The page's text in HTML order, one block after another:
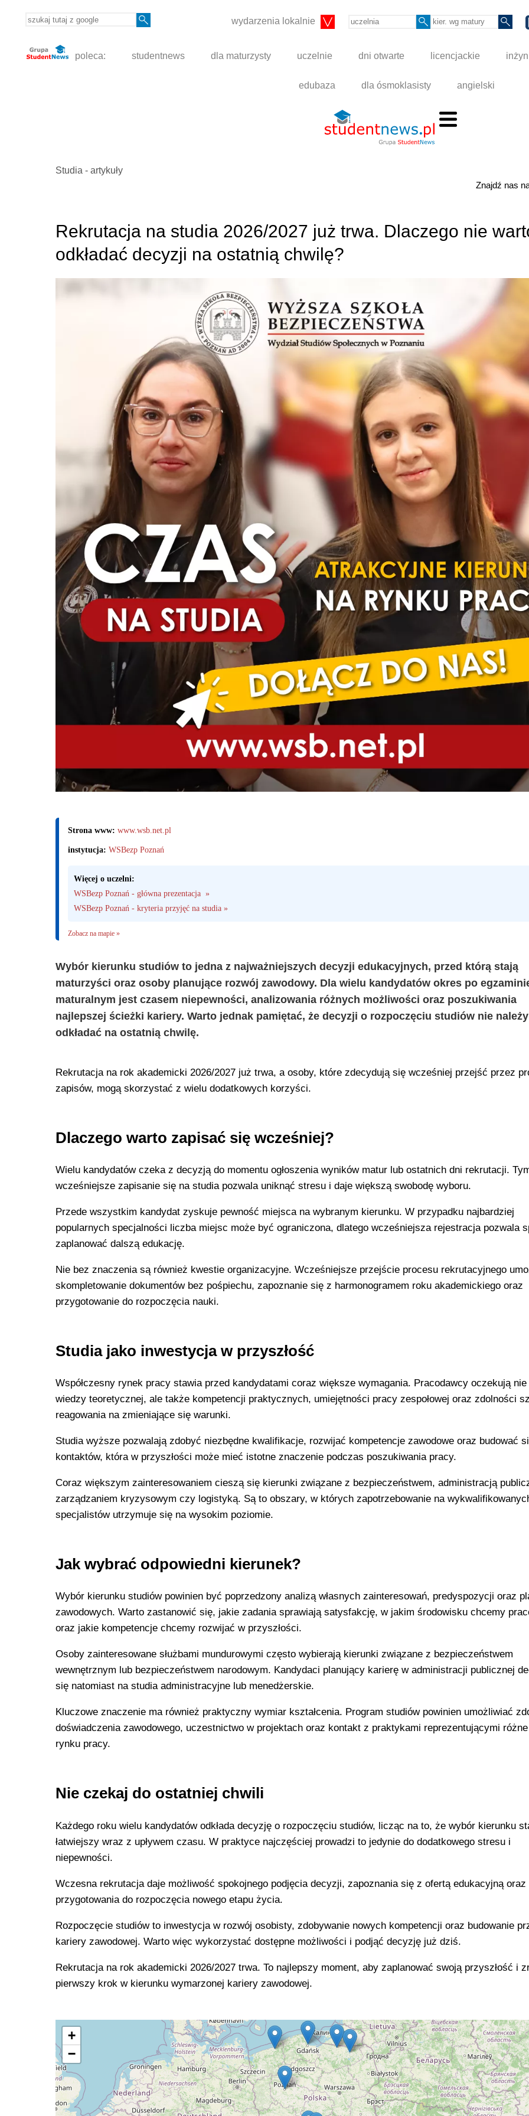
wydarzenia lokalnie
poleca: studentnews dla maturzysty uczelnie dni otwarte licencjackie
edubaza dla ósmoklasisty angielski
Studia - artykuły
Znajdź nas
Rekrutacja na studia 2026/2027 już trwa. Dlaczego nie
odkładać decyzji na ostatnią chwilę?
Strona www: www.wsb.net.pl
instytucja: WSBezp Poznań
Więcej o uczelni:
WSBezp Poznań - główna prezentacja  »
WSBezp Poznań - kryteria przyjęć na studia »
Zobacz na mapie »
Wybór kierunku studiów to jedna z najważniejszych decyzji edukacyjnych, przed którą stają
maturzyści oraz osoby planujące rozwój zawodowy. Dla wielu kandydatów okres po
maturalnym jest czasem niepewności, analizowania różnych możliwości oraz poszukiwania
najlepszej ścieżki kariery. Warto jednak pamiętać, że decyzji o rozpoczęciu studiów nie należy
odkładać na ostatnią chwilę.
Rekrutacja na rok akademicki 2026/2027 już trwa, a osoby, które zdecydują się wcześniej przejść przez
zapisów, mogą skorzystać z wielu dodatkowych korzyści.
Dlaczego warto zapisać się wcześniej?
Wielu kandydatów czeka z decyzją do momentu ogłoszenia wyników matur lub ostatnich dni rekrutacji.
wcześniejsze zapisanie się na studia pozwala uniknąć stresu i daje większą swobodę wyboru.
Przede wszystkim kandydat zyskuje pewność miejsca na wybranym kierunku. W przypadku najbardziej
popularnych specjalności liczba miejsc może być ograniczona, dlatego wcześniejsza rejestracja pozwala
zaplanować dalszą edukację.
Nie bez znaczenia są również kwestie organizacyjne. Wcześniejsze przejście procesu rekrutacyjnego
skompletowanie dokumentów bez pośpiechu, zapoznanie się z harmonogramem roku akademickiego oraz
przygotowanie do rozpoczęcia nauki.
Studia jako inwestycja w przyszłość
Współczesny rynek pracy stawia przed kandydatami coraz większe wymagania. Pracodawcy oczekują
wiedzy teoretycznej, ale także kompetencji praktycznych, umiejętności pracy zespołowej oraz zdolności
reagowania na zmieniające się warunki.
Studia wyższe pozwalają zdobyć niezbędne kwalifikacje, rozwijać kompetencje zawodowe oraz budować
kontaktów, która w przyszłości może mieć istotne znaczenie podczas poszukiwania pracy.
Coraz większym zainteresowaniem cieszą się kierunki związane z bezpieczeństwem, administracją
zarządzaniem kryzysowym czy logistyką. Są to obszary, w których zapotrzebowanie na
specjalistów utrzymuje się na wysokim poziomie.
Jak wybrać odpowiedni kierunek?
Wybór kierunku studiów powinien być poprzedzony analizą własnych zainteresowań, predyspozycji oraz
zawodowych. Warto zastanowić się, jakie zadania sprawiają satysfakcję, w jakim środowisku chcemy
oraz jakie kompetencje chcemy rozwijać w przyszłości.
Osoby zainteresowane służbami mundurowymi często wybierają kierunki związane z bezpieczeństwem
wewnętrznym lub bezpieczeństwem narodowym. Kandydaci planujący karierę w administracji publicznej
się natomiast na studia administracyjne lub menedżerskie.
Kluczowe znaczenie ma również praktyczny wymiar kształcenia. Program studiów powinien umożliwiać
doświadczenia zawodowego, uczestnictwo w projektach oraz kontakt z praktykami reprezentującymi
rynku pracy.
Nie czekaj do ostatniej chwili
Każdego roku wielu kandydatów odkłada decyzję o rozpoczęciu studiów, licząc na to, że wybór kierunku
łatwiejszy wraz z upływem czasu. W praktyce najczęściej prowadzi to jedynie do dodatkowego stresu i
niepewności.
Wczesna rekrutacja daje możliwość spokojnego podjęcia decyzji, zapoznania się z ofertą edukacyjną oraz
przygotowania do rozpoczęcia nowego etapu życia.
Rozpoczęcie studiów to inwestycja w rozwój osobisty, zdobywanie nowych kompetencji oraz budowanie
kariery zawodowej. Warto więc wykorzystać dostępne możliwości i podjąć decyzję już dziś.
Rekrutacja na rok akademicki 2026/2027 trwa. To najlepszy moment, aby zaplanować swoją przyszłość i
pierwszy krok w kierunku wymarzonej kariery zawodowej.
+
−